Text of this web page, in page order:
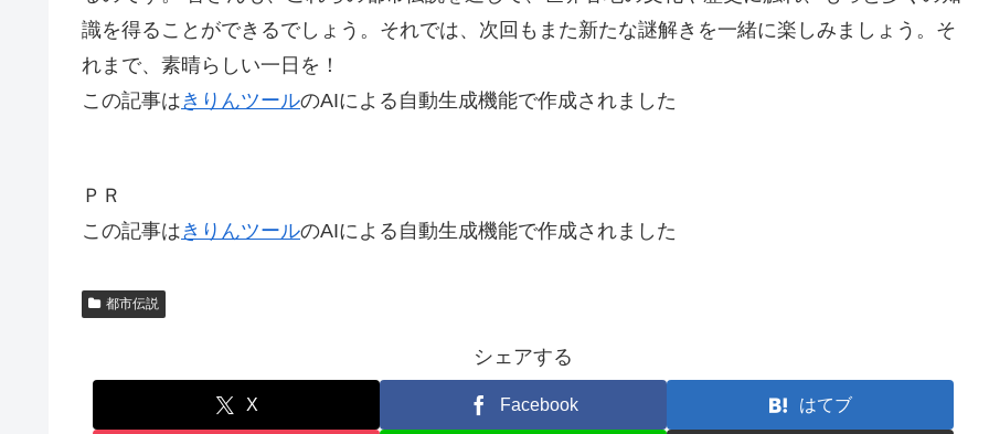
識を得ることができるでしょう。それでは、次回もまた新たな謎解きを一緒に楽しみましょう。そ
れまで、素晴らしい一日を！
この記事は きりんツールのAIによる自動生成機能で作成されました
ＰＲ
この記事は きりんツールのAIによる自動生成機能で作成されました
都市伝説
シェアする
X Facebook はてブ